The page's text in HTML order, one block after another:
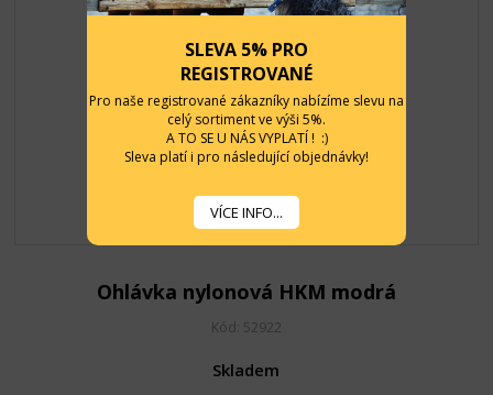
Ohlávka nylonová HKM modrá
Kód: 52922
Skladem
SLEVA 5% PRO
REGISTROVANÉ
Pro naše registrované zákazníky nabízíme slevu na
celý sortiment ve výši 5%.
A TO SE U NÁS VYPLATÍ ! :)
Sleva platí i pro následující objednávky!
VÍCE INFO...